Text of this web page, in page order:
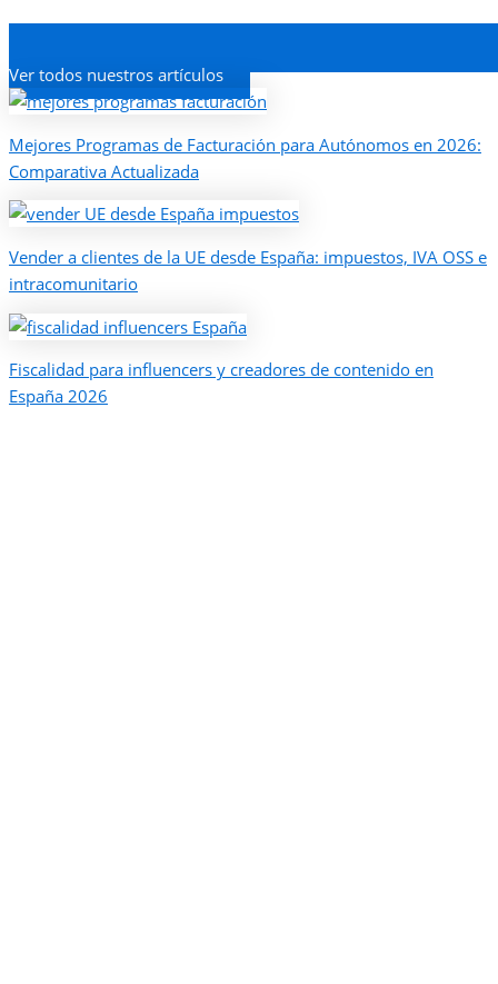
Ver todos nuestros artículos
Mejores Programas de Facturación para Autónomos en 2026:
Comparativa Actualizada
Vender a clientes de la UE desde España: impuestos, IVA OSS e
intracomunitario
Fiscalidad para influencers y creadores de contenido en
España 2026